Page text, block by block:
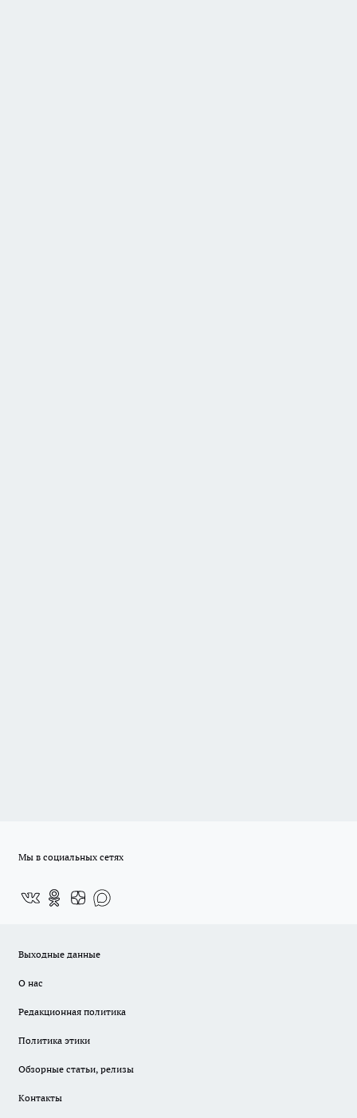
Мы в социальных сетях
Выходные данные
О нас
Редакционная политика
Политика этики
Обзорные статьи, релизы
Контакты